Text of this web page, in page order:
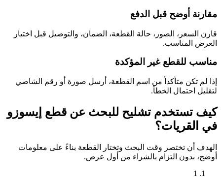
مقارنة أوضح قبل الدفع
قارن السعر، الصور، حالة القطعة، الضمان، والتوصيل قبل اختيار
العرض المناسب.
مناسب للقطع غير المؤكدة
إذا لم تكن متأكداً من اسم القطعة، أرسل صورة أو رقم الشاصي
لتقليل احتمال الخطأ.
كيف تستخدم تشليح للبحث عن قطع إيسوزو
في القريات؟
الهدف أن تختصر وقت البحث وتختار القطعة بناءً على معلومات
أوضح، بدون التزام بالشراء من أول عرض.
1